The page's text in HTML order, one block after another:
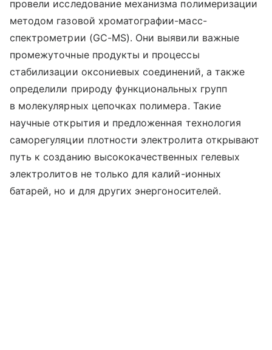
провели исследование механизма полимеризации
методом газовой хроматографии-масс-
спектрометрии (GC-MS). Они выявили важные
промежуточные продукты и процессы
стабилизации оксониевых соединений, а также
определили природу функциональных групп
в молекулярных цепочках полимера. Такие
научные открытия и предложенная технология
саморегуляции плотности электролита открывают
путь к созданию высококачественных гелевых
электролитов не только для калий-ионных
батарей, но и для других энергоносителей.